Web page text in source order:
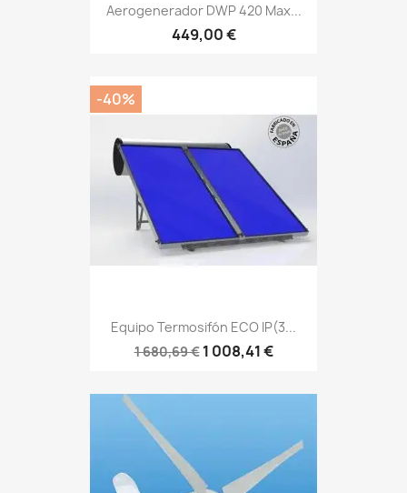
Aerogenerador DWP 420 Max...
449,00 €
Equipo Termosifón ECO IP(3...
1 680,69 € 1 008,41 €
-40%